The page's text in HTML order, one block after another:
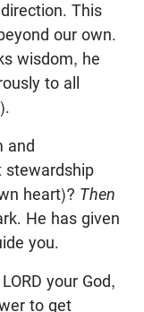
This
our own.
wisdom, he
to all
).
and
stewardship
heart)? Then
He has given
you.
your God,
to get